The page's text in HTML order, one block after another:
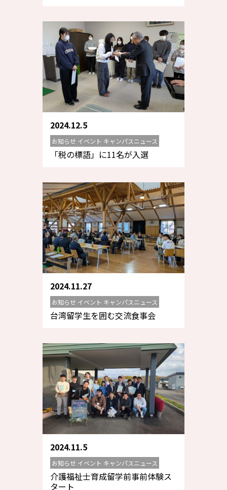
2024.12.5
お知らせ イベント キャンパスニュース
「税の標語」に11名が入選
2024.11.27
お知らせ イベント キャンパスニュース
台湾留学生を囲む交流食事会
2024.11.5
お知らせ イベント キャンパスニュース
介護福祉士育成留学前事前体験ス
タート